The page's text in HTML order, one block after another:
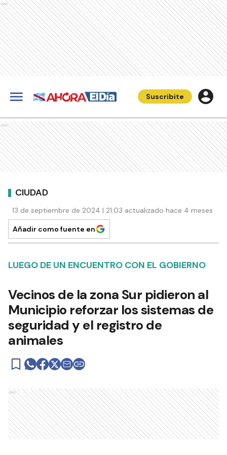
Ads
Suscribite
Ads
CIUDAD
13 de septiembre de 2024 | 21:03 actualizado hace 4 meses
Añadir como fuente en
LUEGO DE UN ENCUENTRO CON EL GOBIERNO
Vecinos de la zona Sur pidieron al
Municipio reforzar los sistemas de
seguridad y el registro de
animales
Ads